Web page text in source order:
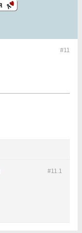
#11
#11.1